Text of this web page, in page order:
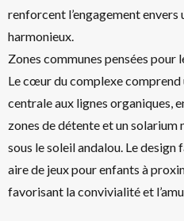
renforcent l’engagement
harmonieux.
Zones communes pensées pour
Le cœur du complexe
centrale aux lignes organiques,
zones de détente et un
sous le soleil andalou. Le
aire de jeux pour enfants à
favorisant la convivialité et